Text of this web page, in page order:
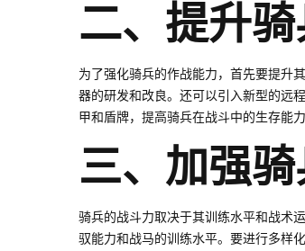
二、提升
为了强化骑兵的作战能力，首先要提升
器的研发和改良。还可以引入新型的远
甲和盾牌，提高骑兵在战斗中的生存能力
三、加强
骑兵的战斗力取决于其训练水平和战术
驭能力和战马的训练水平。要进行多样